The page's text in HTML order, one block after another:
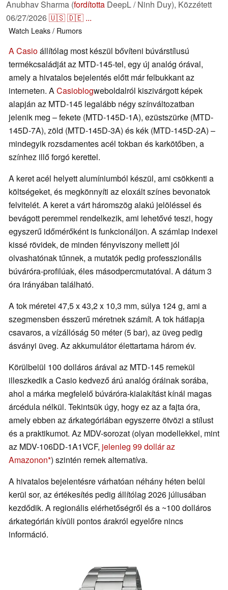
Anubhav Sharma (fordította DeepL / Ninh Duy), Közzétett
06/27/2026🇺🇸🇩🇪 ...
Watch Leaks / Rumors
A Casioállítólag most készül bővíteni búvárstílusú
termékcsaládját az MTD-145-tel, egy új analóg órával,
amely a hivatalos bejelentés előtt már felbukkant az
interneten. ACasioblogweboldalról kiszivárgott képek
alapján az MTD-145 legalább négy színváltozatban
jelenik meg – fekete (MTD-145D-1A), ezüstszürke (MTD-
145D-7A), zöld (MTD-145D-3A) és kék (MTD-145D-2A) –
mindegyik rozsdamentes acél tokban és karkötőben, a
színhez illő forgó kerettel.
A keret acél helyett alumíniumból készül, ami csökkenti a
költségeket, és megkönnyíti az eloxált színes bevonatok
felvitelét. A keret a várt háromszög alakú jelöléssel és
bevágott peremmel rendelkezik, ami lehetővé teszi, hogy
egyszerű időmérőként is funkcionáljon. A számlap indexei
kissé rövidek, de minden fényviszony mellett jól
olvashatónak tűnnek, a mutatók pedig professzionális
búváróra-profilúak, éles másodpercmutatóval. A dátum 3
óra irányában található.
A tok méretei 47,5 x 43,2 x 10,3 mm, súlya 124 g, ami a
szegmensben ésszerű méretnek számít. A tok hátlapja
csavaros, a vízállóság 50 méter (5 bar), az üveg pedig
ásványi üveg. Az akkumulátor élettartama három év.
Körülbelül 100 dolláros árával az MTD-145 remekül
illeszkedik a Casio kedvező árú analóg óráinak sorába,
ahol a márka megfelelő búváróra-kialakítást kínál magas
árcédula nélkül. Tekintsük úgy, hogy ez az a fajta óra,
amely ebben az árkategóriában egyszerre ötvözi a stílust
és a praktikumot. Az MDV-sorozat (olyan modellekkel, mint
az MDV-106DD-1A1VCF, jelenleg 99 dollár az
Amazonon ) szintén remek alternatíva.
A hivatalos bejelentésre várhatóan néhány héten belül
kerül sor, az értékesítés pedig állítólag 2026 júliusában
kezdődik. A regionális elérhetőségről és a ~100 dolláros
árkategórián kívüli pontos árakról egyelőre nincs
információ.